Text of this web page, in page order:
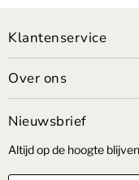
Klantenservice
Over ons
Nieuwsbrief
Altijd op de hoogte blijven